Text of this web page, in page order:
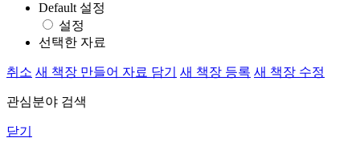
Default 설정
설정
선택한 자료
취소 새 책장 만들어 자료 담기 새 책장 등록 새 책장 수정
관심분야 검색
닫기